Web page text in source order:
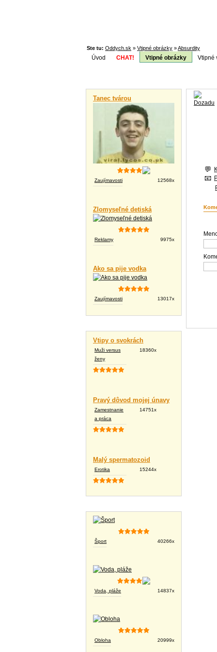
Ste tu: Oddych.sk » Vtipné obrázky »Absurdity
Úvod
CHAT! Vtipné obrázky Vtipné
Tanec tvárou
Zaujímavosti 12568x
Zlomyseľné detiská
Reklamy 9975x
Ako sa pije vodka
Zaujímavosti 13017x
Vtipy o svokrách
Muži versus
ženy
18360x
Pravý dôvod mojej únavy
Zamestnanie
a práca
14751x
Malý spermatozoid
Erotika 15244x
Šport 40266x
Voda, pláže 14837x
Obloha 20999x